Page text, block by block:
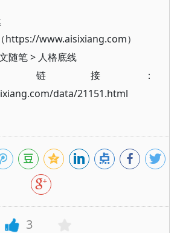
https://www.aisixiang.com）
随笔> 人格底线
链接：
data/21151.html
3